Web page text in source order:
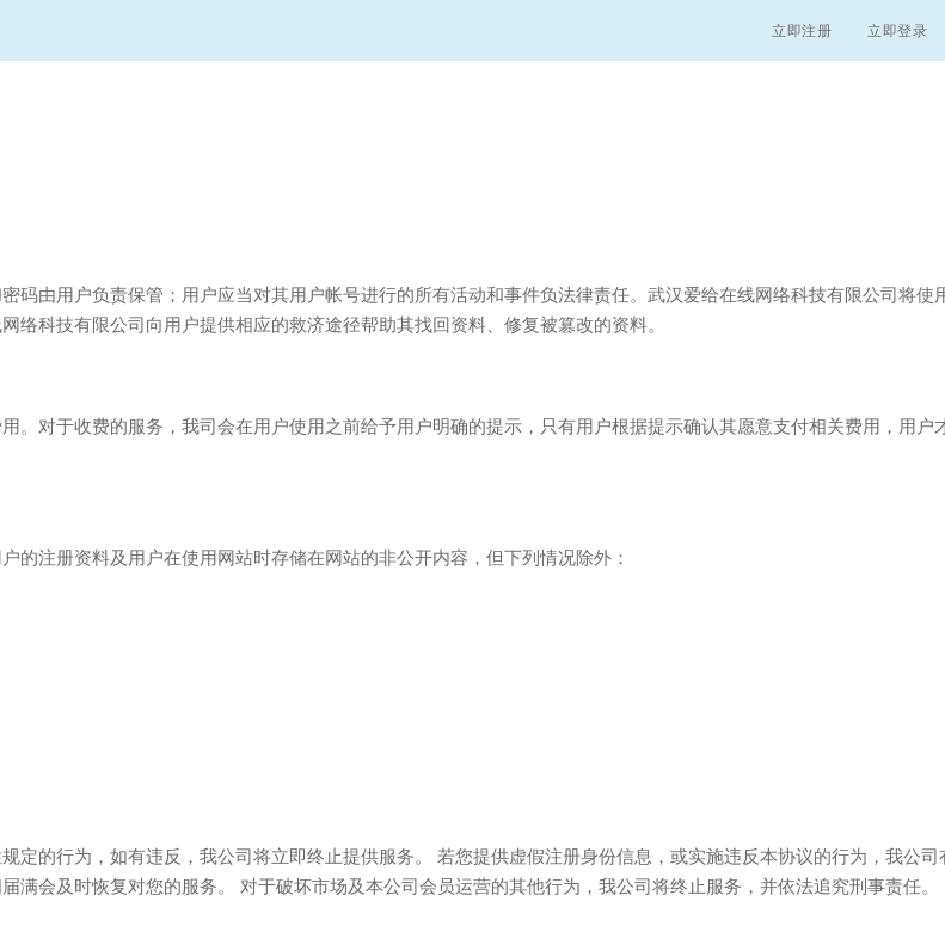
立即注册 立即登录
码由用户负责保管；用户应当对其用户帐号进行的所有活动和事件负法律责任。武汉爱给在线网络科技有限公司将
科技有限公司向用户提供相应的救济途径帮助其找回资料、修复被篡改的资料。
对于收费的服务，我司会在用户使用之前给予用户明确的提示，只有用户根据提示确认其愿意支付相关费用，用
注册资料及用户在使用网站时存储在网站的非公开内容，但下列情况除外：
的行为，如有违反，我公司将立即终止提供服务。 若您提供虚假注册身份信息，或实施违反本协议的行为，我公
会及时恢复对您的服务。 对于破坏市场及本公司会员运营的其他行为，我公司将终止服务，并依法追究刑事责任。